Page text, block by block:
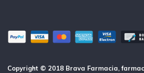
Copyright © 2018 Brava Farmacia,